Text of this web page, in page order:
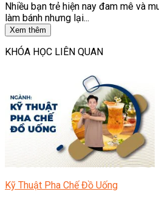
Nhiều bạn trẻ hiện nay đam mê và
làm bánh nhưng lại...
Xem thêm
KHÓA HỌC LIÊN QUAN
Kỹ Thuật Pha Chế Đồ Uống